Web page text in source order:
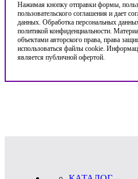
Нажимая кнопку отправки формы,
пользовательского соглашения и дает
данных. Обработка персональных
политикой конфиденциальности.
объектами авторского права, права
использоваться файлы cookie.
является публичной офертой.